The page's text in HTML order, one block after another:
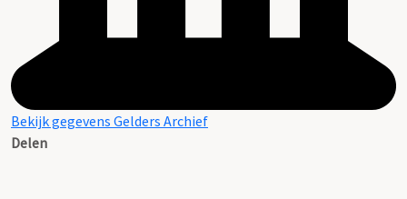
Bekijk gegevens Gelders Archief
Delen